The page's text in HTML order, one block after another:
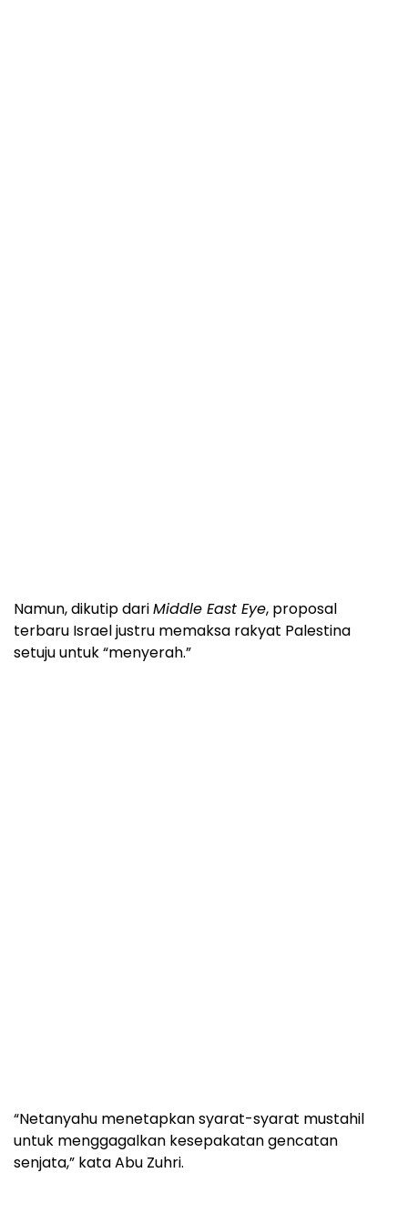
Namun, dikutip dariMiddle East Eye, proposal
terbaru Israel justru memaksa rakyat Palestina
setuju untuk “menyerah.”
“Netanyahu menetapkan syarat-syarat mustahil
untuk menggagalkan kesepakatan gencatan
senjata,” kata Abu Zuhri.